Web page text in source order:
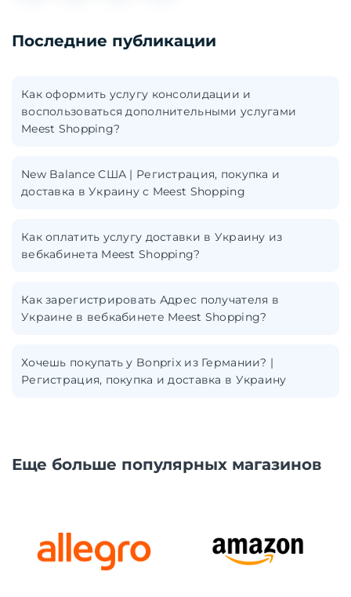
Последние публикации
Как оформить услугу консолидации и
воспользоваться дополнительными услугами
Meest Shopping?
New Balance США | Регистрация, покупка и
доставка в Украину с Meest Shopping
Как оплатить услугу доставки в Украину из
вебкабинета Meest Shopping?
Как зарегистрировать Адрес получателя в
Украине в вебкабинете Meest Shopping?
Хочешь покупать у Bonprix из Германии? |
Регистрация, покупка и доставка в Украину
Еще больше популярных магазинов